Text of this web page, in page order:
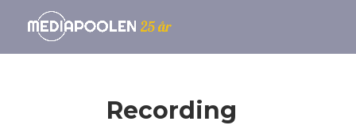
Recording